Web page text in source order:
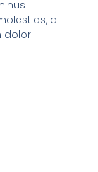
a
dolor!